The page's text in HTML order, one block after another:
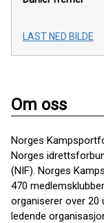
LAST NED BILDE
Om oss
Norges
Norges
(NIF). Norges
470
organiserer over 20
ledende